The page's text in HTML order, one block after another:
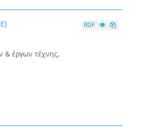
& έργων τέχνης,
RDF